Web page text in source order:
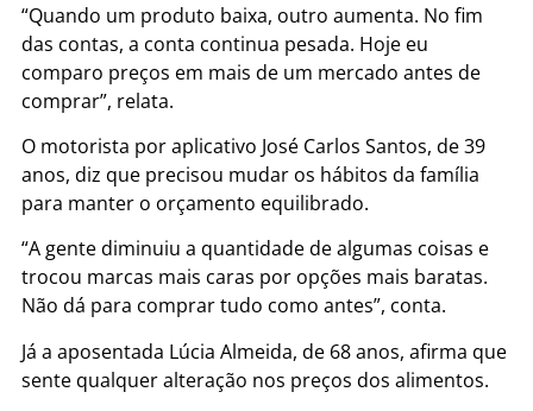
“Quando um produto baixa, outro aumenta. No fim
das contas, a conta continua pesada. Hoje eu
comparo preços em mais de um mercado antes de
comprar”, relata.
O motorista por aplicativo José Carlos Santos, de 39
anos, diz que precisou mudar os hábitos da família
para manter o orçamento equilibrado.
“A gente diminuiu a quantidade de algumas coisas e
trocou marcas mais caras por opções mais baratas.
Não dá para comprar tudo como antes”, conta.
Já a aposentada Lúcia Almeida, de 68 anos, afirma que
sente qualquer alteração nos preços dos alimentos.